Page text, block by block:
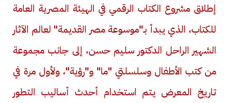
إطلاق مشروع الكتاب الرقمي في الهيئة المصرية العامة
للكتاب، الذي يبدأ بـ"موسوعة مصر القديمة" لعالم الآثار
الشهير الراحل الدكتور سليم حسن، إلى جانب مجموعة
من كتب الأطفال وسلسلتي "ما" و"رؤية"، ولأول مرة في
تاريخ المعرض يتم استخدام أحدث أساليب التطور